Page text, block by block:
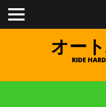
TO
GGL
オー
RIDE